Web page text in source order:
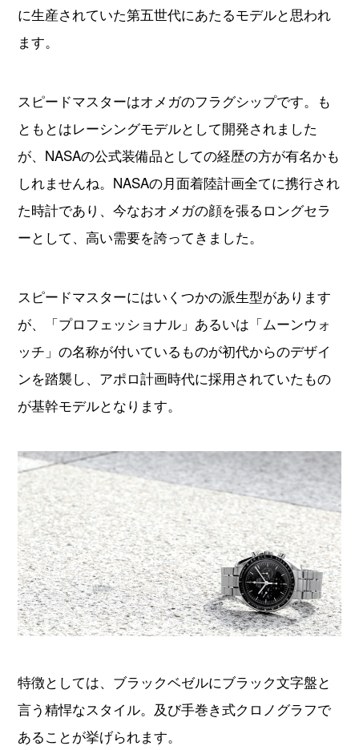
に生産されていた第五世代にあたるモデルと思われ
ます。
スピードマスターはオメガのフラグシップです。も
ともとはレーシングモデルとして開発されました
が、NASAの公式装備品としての経歴の方が有名かも
しれませんね。NASAの月面着陸計画全てに携行され
た時計であり、今なおオメガの顔を張るロングセラ
ーとして、高い需要を誇ってきました。
スピードマスターにはいくつかの派生型があります
が、「プロフェッショナル」あるいは「ムーンウォ
ッチ」の名称が付いているものが初代からのデザイ
ンを踏襲し、アポロ計画時代に採用されていたもの
が基幹モデルとなります。
特徴としては、ブラックベゼルにブラック文字盤と
言う精悍なスタイル。及び手巻き式クロノグラフで
あることが挙げられます。